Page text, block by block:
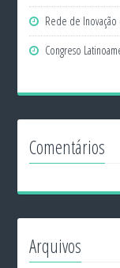
Rede de Inovação
Congreso
Comentários
Arquivos